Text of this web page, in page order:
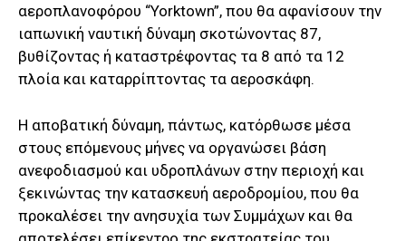
αεροπλανοφόρου “Yorktown”, που θα αφανίσουν την
ιαπωνική ναυτική δύναμη σκοτώνοντας 87,
βυθίζοντας ή καταστρέφοντας τα 8 από τα 12
πλοία και καταρρίπτοντας τα αεροσκάφη.
Η αποβατική δύναμη, πάντως, κατόρθωσε μέσα
στους επόμενους μήνες να οργανώσει βάση
ανεφοδιασμού και υδροπλάνων στην περιοχή και
ξεκινώντας την κατασκευή αεροδρομίου, που θα
προκαλέσει την ανησυχία των Συμμάχων και θα